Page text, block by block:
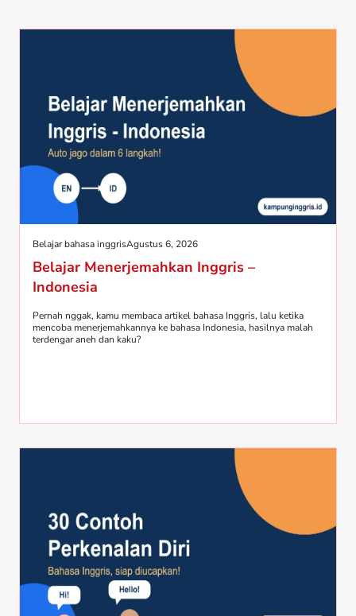
Belajar bahasa inggrisAgustus 6, 2026
Belajar Menerjemahkan Inggris –
Indonesia
Pernah nggak, kamu membaca artikel bahasa Inggris, lalu ketika
mencoba menerjemahkannya ke bahasa Indonesia, hasilnya malah
terdengar aneh dan kaku?